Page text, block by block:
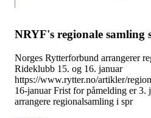
NRYF's regionale samling
Norges Rytterforbund arrangerer
Rideklubb 15. og 16. januar
https://www.rytter.no/artikler/
16-januar Frist for påmelding er 3.
arrangere regionalsamling i spr